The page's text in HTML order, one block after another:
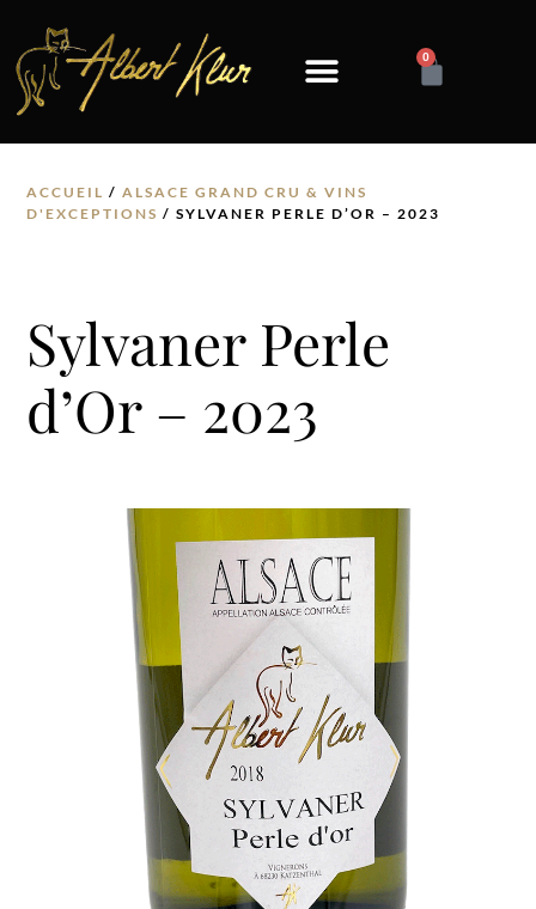
0
ACCUEIL /ALSACE GRAND CRU & VINS
D'EXCEPTIONS / SYLVANER PERLE D’OR – 2023
Sylvaner Perle
d’Or – 2023